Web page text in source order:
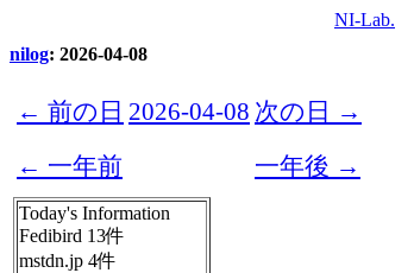
NI-Lab.
nilog: 2026-04-08
← 前の日 2026-04-08 次の日 →
← 一年前
一年後 →
Today's Information
Fedibird 13件
mstdn.jp 4件